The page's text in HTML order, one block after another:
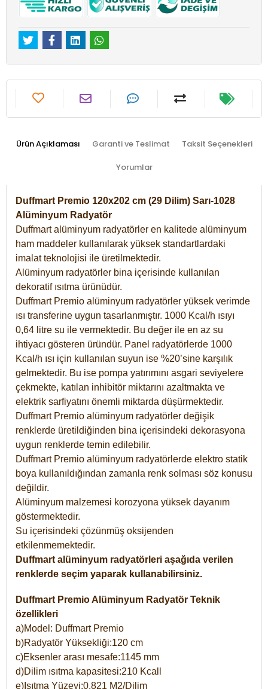
Ürün Açıklaması Garanti ve Teslimat Taksit Seçenekleri
Yorumlar
Duffmart Premio 120x202 cm (29 Dilim) Sarı-1028
Alüminyum Radyatör
Duffmart alüminyum radyatörler en kalitede alüminyum
ham maddeler kullanılarak yüksek standartlardaki
imalat teknolojisi ile üretilmektedir.
Alüminyum radyatörler bina içerisinde kullanılan
dekoratif ısıtma ürünüdür.
Duffmart Premio alüminyum radyatörler yüksek verimde
ısı transferine uygun tasarlanmıştır. 1000 Kcal/h ısıyı
0,64 litre su ile vermektedir. Bu değer ile en az su
ihtiyacı gösteren üründür. Panel radyatörlerde 1000
Kcal/h ısı için kullanılan suyun ise %20’sine karşılık
gelmektedir. Bu ise pompa yatırımını asgari seviyelere
çekmekte, katılan inhibitör miktarını azaltmakta ve
elektrik sarfiyatını önemli miktarda düşürmektedir.
Duffmart Premio alüminyum radyatörler değişik
renklerde üretildiğinden bina içerisindeki dekorasyona
uygun renklerde temin edilebilir.
Duffmart Premio alüminyum radyatörlerde elektro statik
boya kullanıldığından zamanla renk solması söz konusu
değildir.
Alüminyum malzemesi korozyona yüksek dayanım
göstermektedir.
Su içerisindeki çözünmüş oksijenden
etkilenmemektedir.
Duffmart alüminyum radyatörleri aşağıda verilen
renklerde seçim yaparak kullanabilirsiniz.
Duffmart Premio Alüminyum Radyatör Teknik
özellikleri
a)Model: Duffmart Premio
b)Radyatör Yüksekliği:120 cm
c)Eksenler arası mesafe:1145 mm
d)Dilim ısıtma kapasitesi:210 Kcall
e)Isıtma Yüzeyi:0,821 M2/Dilim